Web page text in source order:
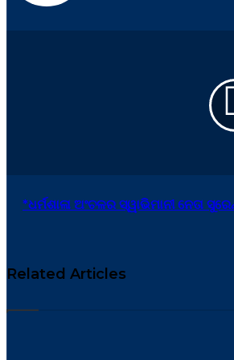
*ଧର୍ମଶାଳା ଅଂଚଳର ସ୍ୱାଭିମାନୀ ନେତା
Related Articles